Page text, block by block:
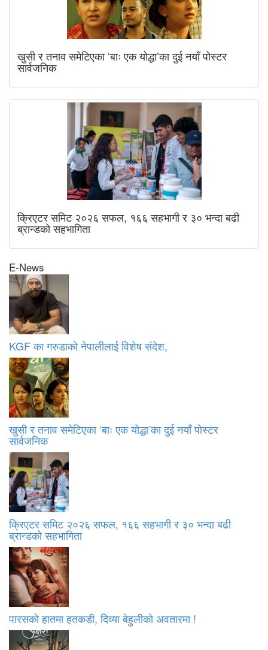
खुसी र तनाव समेटिएका ‘बाः एक योद्धा’का दुई नयाँ पोस्टर
सार्वजनिक
क्रिएटर समिट २०२६ सफल, १६६ सहभागी र ३० भन्दा बढी
ब्रान्डको सहभागिता
E-News
KGF का गरुडाको नेपालीलाई विशेष संदेश,
खुसी र तनाव समेटिएका ‘बाः एक योद्धा’का दुई नयाँ पोस्टर
सार्वजनिक
क्रिएटर समिट २०२६ सफल, १६६ सहभागी र ३० भन्दा बढी
ब्रान्डको सहभागिता
पारसको हातमा हतकडी, दिव्या बेहुलीको अवतारमा !